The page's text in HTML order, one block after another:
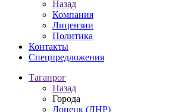
Назад
Компания
Лицензии
Политика
Контакты
Спецпредложения
Таганрог
Назад
Города
Донецк (ДНР)